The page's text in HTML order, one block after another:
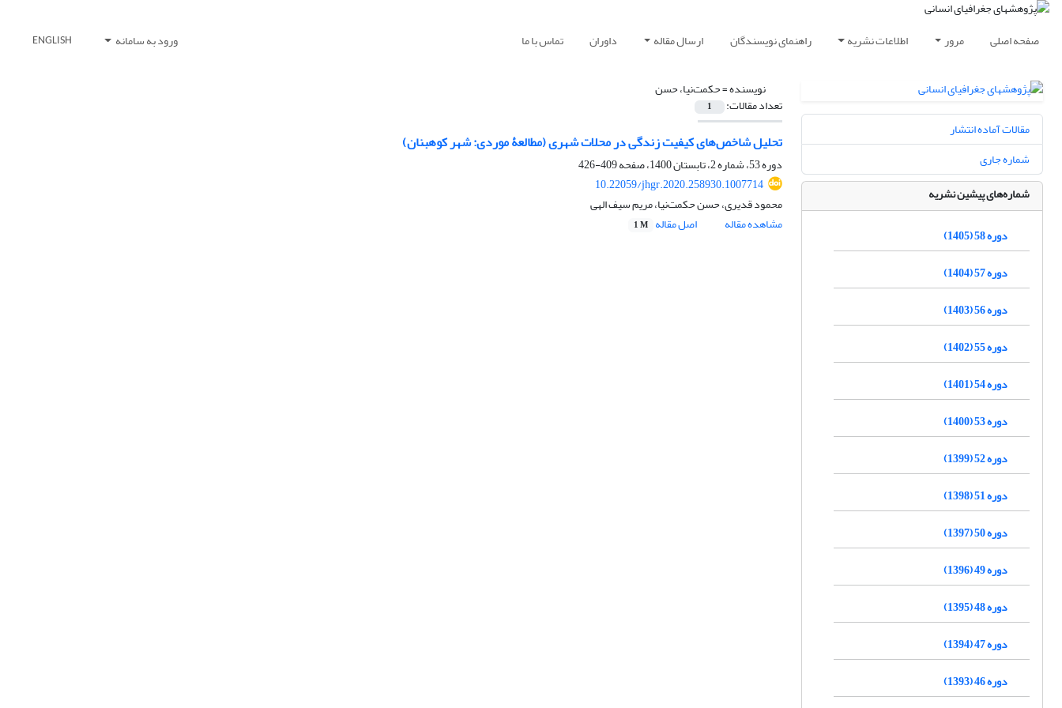
صفحه اصلی مرور اطلاعات نشریه راهنمای نویسندگان ارسال مقاله داوران تماس با ما ورود به سامانه ENGLISH
نویسنده =حکمت‌نیا، حسن
تعداد مقالات: 1
تحلیل شاخص‌های کیفیت زندگی در محلات شهری (مطالعۀ موردی: شهر کوهبنان)
دوره 53، شماره 2، تابستان 1400، صفحه
409-426
10.22059/jhgr.2020.258930.1007714
محمود قدیری، حسن حکمت‌نیا، مریم سیف الهی
مشاهده مقاله
اصل مقاله 1 M
مقالات آماده انتشار
شماره جاری
شماره‌های پیشین نشریه
دوره 58 (1405)
دوره 57 (1404)
دوره 56 (1403)
دوره 55 (1402)
دوره 54 (1401)
دوره 53 (1400)
دوره 52 (1399)
دوره 51 (1398)
دوره 50 (1397)
دوره 49 (1396)
دوره 48 (1395)
دوره 47 (1394)
دوره 46 (1393)